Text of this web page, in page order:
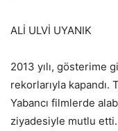
ALİ ULVİ UYANIK
2013 yılı, gösterime
rekorlarıyla
Yabancı filmlerde
ziyadesiyle mutlu